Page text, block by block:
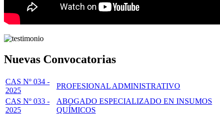
Nuevas Convocatorias
CAS Nº 034 -
2025
PROFESIONAL ADMINISTRATIVO
CAS Nº 033 -
2025
ABOGADO ESPECIALIZADO EN INSUMOS
QUÍMICOS